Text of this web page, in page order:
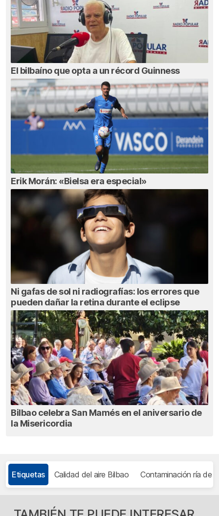
El bilbaíno que opta a un récord Guinness
Erik Morán: «Bielsa era especial»
Ni gafas de sol ni radiografías: los errores que
pueden dañar la retina durante el eclipse
Bilbao celebra San Mamés en el aniversario de
la Misericordia
Etiquetas Calidad del aire Bilbao Contaminación ría de